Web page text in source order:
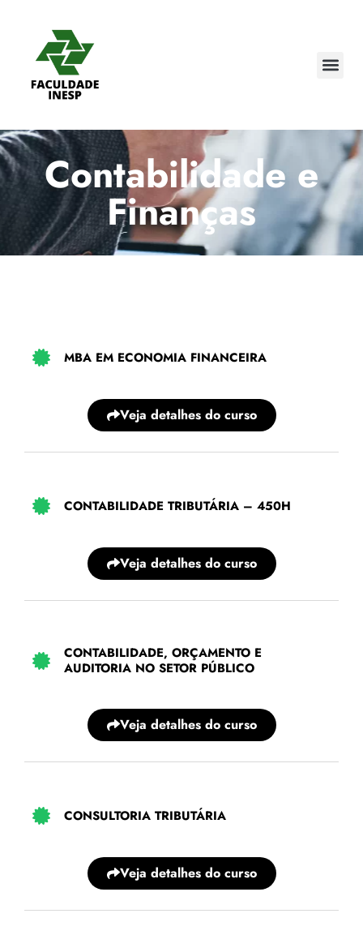
Contabilidade e
Finanças
MBA EM ECONOMIA FINANCEIRA
Veja detalhes do curso
CONTABILIDADE TRIBUTÁRIA – 450H
Veja detalhes do curso
CONTABILIDADE, ORÇAMENTO E
AUDITORIA NO SETOR PÚBLICO
Veja detalhes do curso
CONSULTORIA TRIBUTÁRIA
Veja detalhes do curso